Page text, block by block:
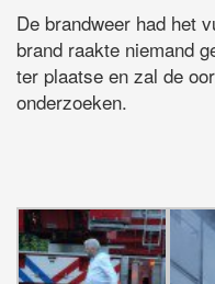
De brandweer had het
brand raakte niemand
ter plaatse en zal de
onderzoeken.